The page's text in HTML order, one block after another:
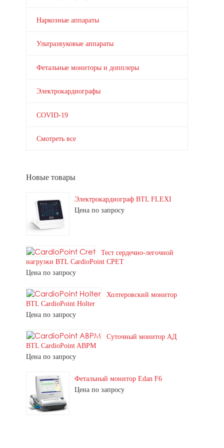
Наркозные аппараты
Ультразвуковые аппараты
Фетальные мониторы и допплеры
Электрокардиографы
COVID-19
Смотреть все
Новые товары
Электрокардиограф BTL FLEXI
Цена по запросу
Тест сердечно-легочной
нагрузки BTL CardioPoint CPET
Цена по запросу
Холтеровский монитор
BTL CardioPoint Holter
Цена по запросу
Суточный монитор АД
BTL CardioPoint ABPM
Цена по запросу
Фетальный монитор Edan F6
Цена по запросу